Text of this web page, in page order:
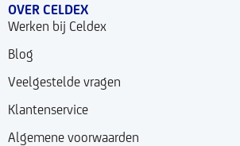
OVER CELDEX
Werken bij Celdex
Blog
Veelgestelde vragen
Klantenservice
Algemene voorwaarden